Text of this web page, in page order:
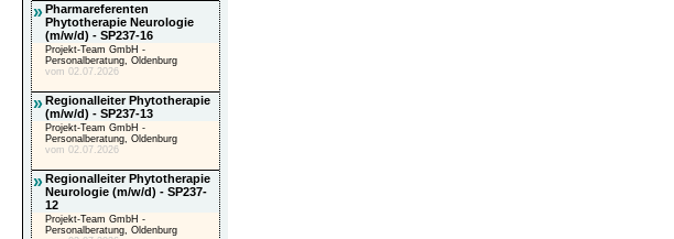
»Pharmareferenten
Phytotherapie Neurologie
(m/w/d) - SP237-16
Projekt-Team GmbH -
Personalberatung, Oldenburg
vom 02.07.2026
»Regionalleiter Phytotherapie
(m/w/d) - SP237-13
Projekt-Team GmbH -
Personalberatung, Oldenburg
vom 02.07.2026
»Regionalleiter Phytotherapie
Neurologie (m/w/d) - SP237-
12
Projekt-Team GmbH -
Personalberatung, Oldenburg